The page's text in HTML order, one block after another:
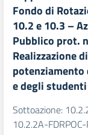
Fondo di
10.2 e 10.3 –
Pubblico prot.
Realizzazione
potenziamento
e degli studenti
Sottoazione:
10.2.2A-